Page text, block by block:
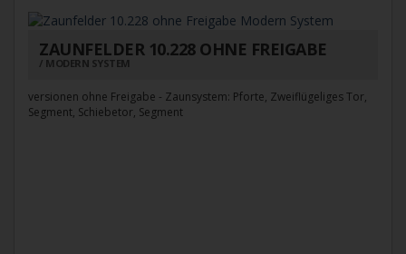
ZAUNFELDER 10.228 OHNE FREIGABE
MODERN SYSTEM
versionen ohne Freigabe - Zaunsystem: Pforte, Zweiflügeliges Tor,
Segment, Schiebetor, Segment